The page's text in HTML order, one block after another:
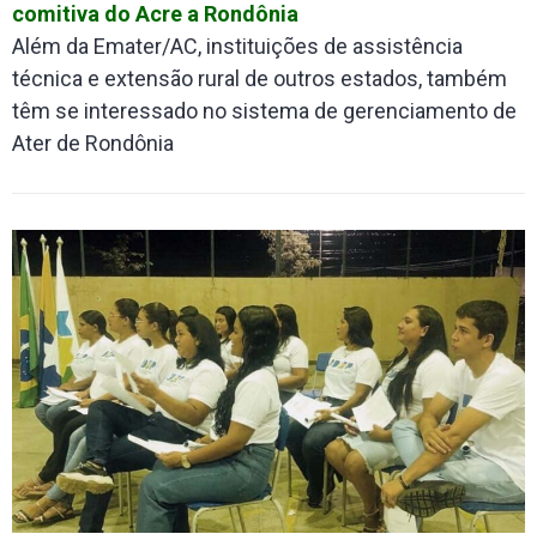
comitiva do Acre a Rondônia
Além da Emater/AC, instituições de assistência
técnica e extensão rural de outros estados, também
têm se interessado no sistema de gerenciamento de
Ater de Rondônia